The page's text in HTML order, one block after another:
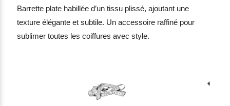
Barrette plate habillée d’un tissu plissé, ajoutant une
texture élégante et subtile. Un accessoire raffiné pour
sublimer toutes les coiffures avec style.